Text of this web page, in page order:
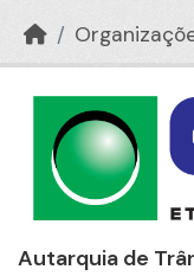
Autarquia de